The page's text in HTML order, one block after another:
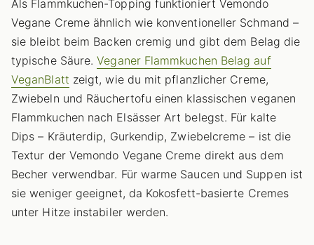
Als Flammkuchen-Topping funktioniert Vemondo
Vegane Creme ähnlich wie konventioneller Schmand –
sie bleibt beim Backen cremig und gibt dem Belag die
typische Säure.Veganer Flammkuchen Belag auf
VeganBlatt zeigt, wie du mit pflanzlicher Creme,
Zwiebeln und Räuchertofu einen klassischen veganen
Flammkuchen nach Elsässer Art belegst. Für kalte
Dips – Kräuterdip, Gurkendip, Zwiebelcreme – ist die
Textur der Vemondo Vegane Creme direkt aus dem
Becher verwendbar. Für warme Saucen und Suppen ist
sie weniger geeignet, da Kokosfett-basierte Cremes
unter Hitze instabiler werden.